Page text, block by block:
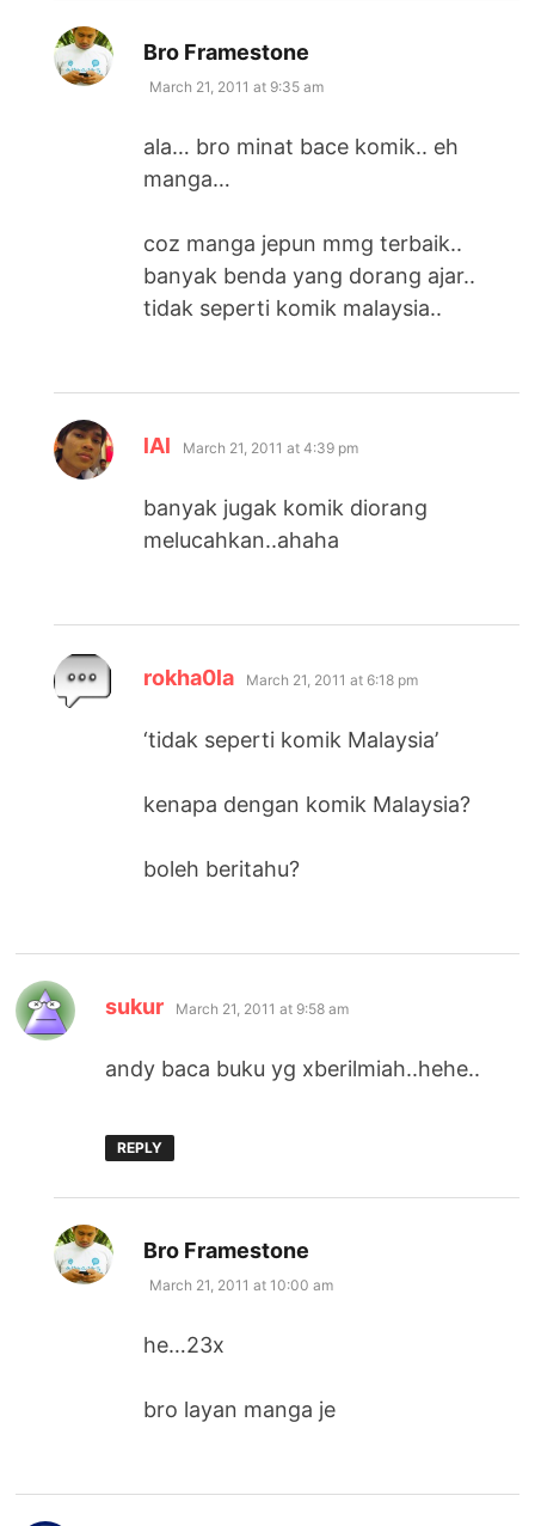
Bro Framestone
March 21, 2011 at 9:35 am
ala… bro minat bace komik.. eh
manga…
coz manga jepun mmg terbaik..
banyak benda yang dorang ajar..
tidak seperti komik malaysia..
lAl says:
March 21, 2011 at 4:39 pm
banyak jugak komik diorang
melucahkan..ahaha
rokha0la says:
March 21, 2011 at 6:18 pm
‘tidak seperti komik Malaysia’
kenapa dengan komik Malaysia?
boleh beritahu?
sukur says:
March 21, 2011 at 9:58 am
andy baca buku yg xberilmiah..hehe..
REPLY
Bro Framestone
March 21, 2011 at 10:00 am
he…23x
bro layan manga je